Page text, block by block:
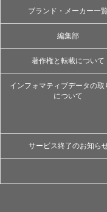
ブランド・メーカー一
編集部
著作権と転載について
インフォマティブデータの取
について
サービス終了のお知ら